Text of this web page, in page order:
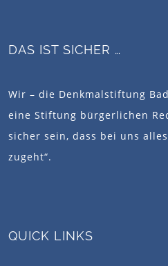
DAS IST SICHER …
Wir – die Denkmalstiftung
eine Stiftung bürgerlichen
sicher sein, dass bei uns
zugeht“.
QUICK LINKS